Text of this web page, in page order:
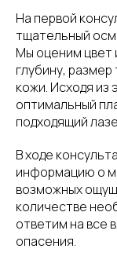
На первой
тщательный
Мы оценим цвет
глубину,
кожи. Исходя из
оптимальный
подходящий
В ходе
информацию о
возможных
количестве
ответим на все
опасения.